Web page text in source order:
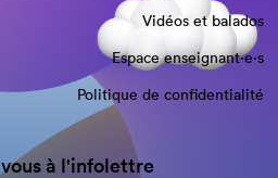
Vidéos et balados
Espace enseignant·e⋅s
Politique de confidentialité
à l'infolettre